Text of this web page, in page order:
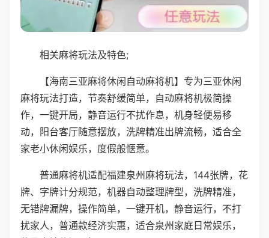
相关麻将玩法及特色;
【海南三亚麻将休闲自动麻将机】专为三亚休闲
麻将玩法打造，节奏舒缓简单，自动麻将机极简操
作，一键开局，静音运行不扰作息，机身轻便易移
动，阳台客厅随意摆放，洗牌精准出牌流畅，适合全
家老小休闲娱乐，度假般惬意。
普通麻将机适配福建泉州麻将玩法，144张牌，花
牌、字牌计分规范，机器自动整理牌型，洗牌精准，
无错牌漏牌，操作简单，一键开机，静音运行，不打
扰家人，普通款经济实惠，适合泉州家庭日常娱乐，